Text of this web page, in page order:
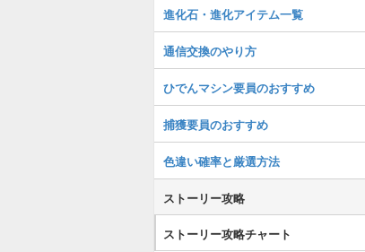
進化石・進化アイテム一覧
通信交換のやり方
ひでんマシン要員のおすすめ
捕獲要員のおすすめ
色違い確率と厳選方法
ストーリー攻略
ストーリー攻略チャート